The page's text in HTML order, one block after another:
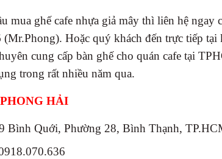
mua ghế cafe nhựa giả mây thì liên hệ ngay
Hoặc quý khách đến trực tiếp
cung cấp bàn ghế cho quán cafe tại
trong rất nhiều năm qua.
HẢI
Bình Quới, Phường 28, Bình Thạnh,